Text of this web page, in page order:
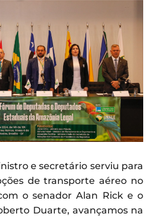
e secretário serviu para
de transporte aéreo no
o senador Alan Rick e o
Duarte, avançamos na